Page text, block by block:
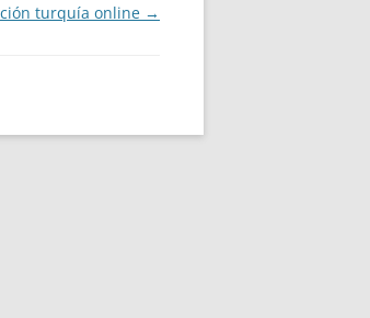
turquía online →